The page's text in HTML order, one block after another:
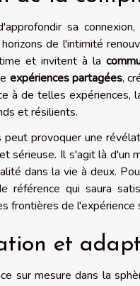
sa
de l'intimité
et invitent à la
expériences partagées,
à de telles expériences,
et résilients.
provoquer une
sérieuse. Il s'agit là d'un
dans la vie à deux.
référence qui saura
frontières de l'expérience
et
sur mesure dans la